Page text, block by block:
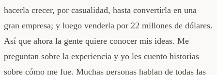
hacerla crecer, por casualidad, hasta convertirla en una
gran empresa; y luego venderla por 22 millones de dólares.
Así que ahora la gente quiere conocer mis ideas. Me
preguntan sobre la experiencia y yo les cuento historias
sobre cómo me fue. Muchas personas hablan de todas las